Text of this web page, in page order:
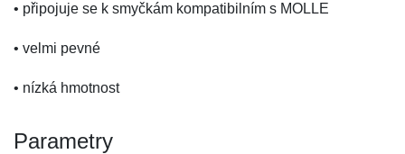
• připojuje se k smyčkám kompatibilním s MOLLE
• velmi pevné
• nízká hmotnost
Parametry